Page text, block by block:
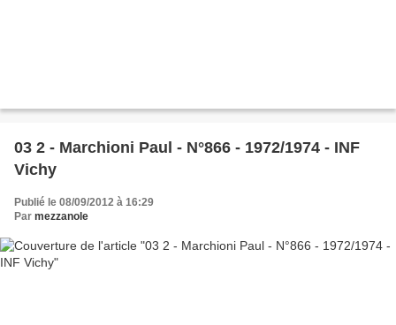
03 2 - Marchioni Paul - N°866 - 1972/1974 - INF
Vichy
Publié le 08/09/2012 à 16:29
Par mezzanole